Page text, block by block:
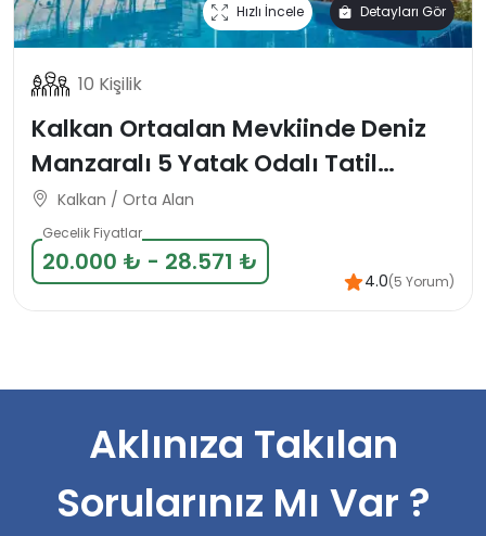
Hızlı İncele Detayları Gör
10 Kişilik
Kalkan Ortaalan Mevkiinde Deniz
Manzaralı 5 Yatak Odalı Tatil
Villası
Kalkan / Orta Alan
Gecelik Fiyatlar
20.000 ₺ - 28.571 ₺
4.0(5 Yorum)
Aklınıza Takılan
Sorularınız Mı Var ?